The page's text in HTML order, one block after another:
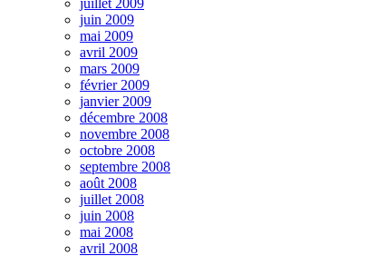
juillet 2009
juin 2009
mai 2009
avril 2009
mars 2009
février 2009
janvier 2009
décembre 2008
novembre 2008
octobre 2008
septembre 2008
août 2008
juillet 2008
juin 2008
mai 2008
avril 2008